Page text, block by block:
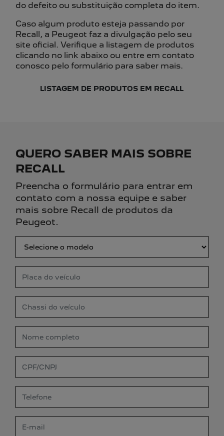
do defeito ou substituição completa do item.
Caso algum produto esteja passando por
Recall, a Peugeot faz a divulgação pelo seu
site oficial. Verifique a listagem de produtos
clicando no link abaixo ou entre em contato
conosco pelo formulário para saber mais.
LISTAGEM DE PRODUTOS EM RECALL
QUERO SABER MAIS SOBRE
RECALL
Preencha o formulário para entrar em
contato com a nossa equipe e saber
mais sobre Recall de produtos da
Peugeot.